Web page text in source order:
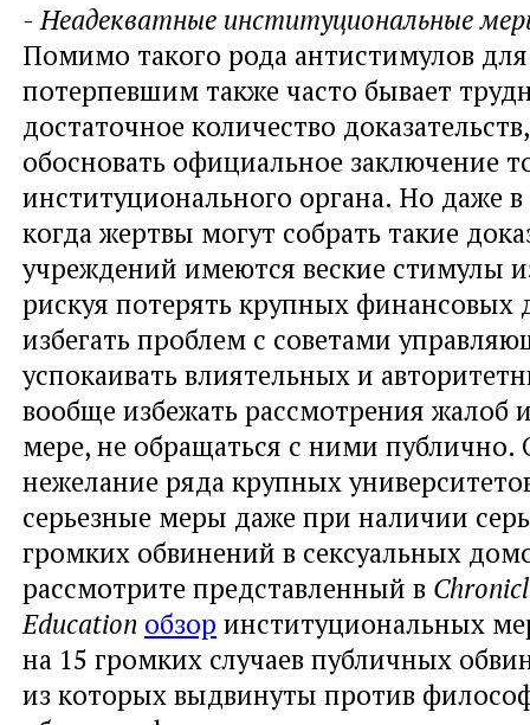
- Неадекватные институциональные
Помимо такого рода антистимулов
потерпевшим также часто бывает
достаточное количество
обосновать официальное заключение
институционального органа. Но даже в
когда жертвы могут собрать такие
учреждений имеются веские стимулы
рискуя потерять крупных финансовых
избегать проблем с советами
успокаивать влиятельных и
вообще избежать рассмотрения жалоб
мере, не обращаться с ними публично.
нежелание ряда крупных
серьезные меры даже при наличии
громких обвинений в сексуальных
рассмотрите представленный в
Education обзор институциональных
на 15 громких случаев публичных
из которых выдвинуты против